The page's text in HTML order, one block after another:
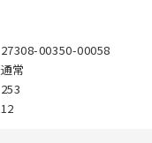
27308-00350-00058
通常
253
12